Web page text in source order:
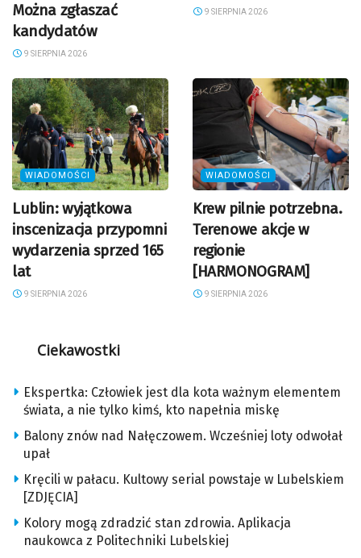
Można zgłaszać
kandydatów
9 SIERPNIA 2026
9 SIERPNIA 2026
WIADOMOŚCI
Lublin: wyjątkowa
inscenizacja przypomni
wydarzenia sprzed 165
lat
9 SIERPNIA 2026
WIADOMOŚCI
Krew pilnie potrzebna.
Terenowe akcje w
regionie
[HARMONOGRAM]
9 SIERPNIA 2026
Ciekawostki
Ekspertka: Człowiek jest dla kota ważnym elementem
świata, a nie tylko kimś, kto napełnia miskę
Balony znów nad Nałęczowem. Wcześniej loty odwołał
upał
Kręcili w pałacu. Kultowy serial powstaje w Lubelskiem
[ZDJĘCIA]
Kolory mogą zdradzić stan zdrowia. Aplikacja
naukowca z Politechniki Lubelskiej